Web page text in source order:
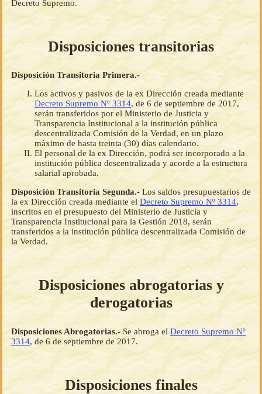
Decreto Supremo.
Disposiciones transitorias
Disposición Transitoria Primera.-
Los activos y pasivos de la ex Dirección creada mediante
Decreto Supremo Nº 3314, de 6 de septiembre de 2017,
serán transferidos por el Ministerio de Justicia y
Transparencia Institucional a la institución pública
descentralizada Comisión de la Verdad, en un plazo
máximo de hasta treinta (30) días calendario.
El personal de la ex Dirección, podrá ser incorporado a la
institución pública descentralizada y acorde a la estructura
salarial aprobada.
Disposición Transitoria Segunda.-Los saldos presupuestarios de
la ex Dirección creada mediante el Decreto Supremo Nº 3314,
inscritos en el presupuesto del Ministerio de Justicia y
Transparencia Institucional para la Gestión 2018, serán
transferidos a la institución pública descentralizada Comisión de
la Verdad.
Disposiciones abrogatorias y
derogatorias
Disposiciones Abrogatorias.- Se abroga el Decreto Supremo Nº
3314, de 6 de septiembre de 2017.
Disposiciones finales